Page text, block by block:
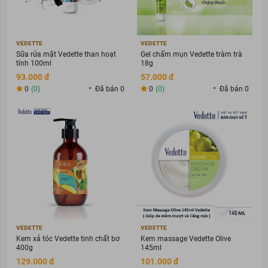
VEDETTE
Sữa rửa mặt Vedette than hoạt
tính 100ml
93.000 đ
0 (0) Đã bán 0
VEDETTE
Gel chấm mụn Vedette tràm trà
18g
57.000 đ
0 (0) Đã bán 0
VEDETTE
Kem xả tóc Vedette tinh chất bơ
400g
129.000 đ
VEDETTE
Kem massage Vedette Olive
145ml
101.000 đ